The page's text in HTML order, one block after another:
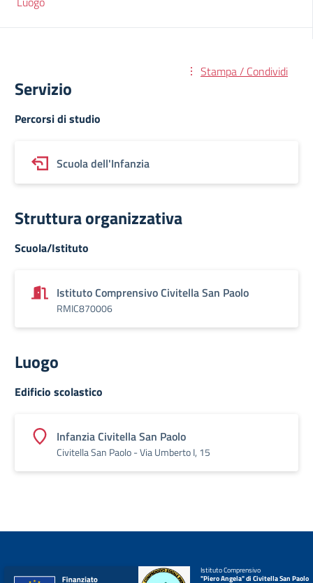
Stampa / Condividi
Servizio
Percorsi di studio
Scuola dell'Infanzia
Struttura organizzativa
Scuola/Istituto
Istituto Comprensivo Civitella San Paolo
RMIC870006
Luogo
Edificio scolastico
Infanzia Civitella San Paolo
Civitella San Paolo - Via Umberto I, 15
Istituto Comprensivo
"Piero Angela" di Civitella San Paolo